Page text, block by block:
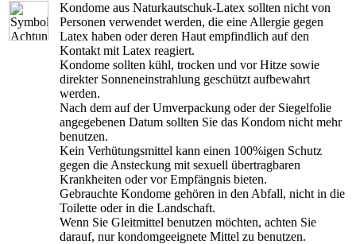
Kondome aus Naturkautschuk-Latex sollten nicht von
Personen verwendet werden, die eine Allergie gegen
Latex haben oder deren Haut empfindlich auf den
Kontakt mit Latex reagiert.
Kondome sollten kühl, trocken und vor Hitze sowie
direkter Sonneneinstrahlung geschützt aufbewahrt
werden.
Nach dem auf der Umverpackung oder der Siegelfolie
angegebenen Datum sollten Sie das Kondom nicht mehr
benutzen.
Kein Verhütungsmittel kann einen 100%igen Schutz
gegen die Ansteckung mit sexuell übertragbaren
Krankheiten oder vor Empfängnis bieten.
Gebrauchte Kondome gehören in den Abfall, nicht in die
Toilette oder in die Landschaft.
Wenn Sie Gleitmittel benutzen möchten, achten Sie
darauf, nur kondomgeeignete Mittel zu benutzen.